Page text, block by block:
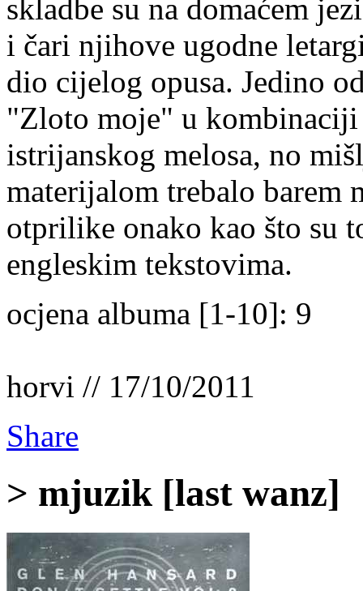
skladbe su na domaćem
i čari njihove ugodne
dio cijelog opusa. Jedino
"Zloto moje" u kombinaciji
istrijanskog melosa, no
materijalom trebalo barem
otprilike onako kao što su
engleskim tekstovima.
ocjena albuma [1-10]: 9
horvi // 17/10/2011
Share
> mjuzik [last wanz]